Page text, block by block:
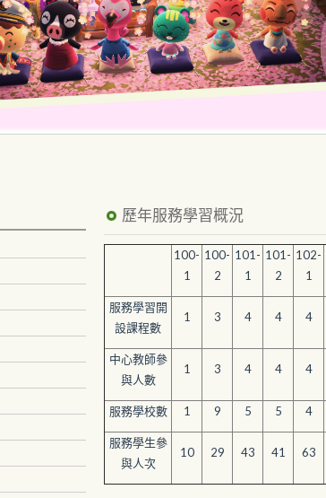
歷年服務學習概況
100-
1
100-
2
101-
1
101-
2
102-
1
服務學習開
設課程數
1 3 4 4 4
中心教師參
與人數
1 3 4 4 4
服務學校數 1 9 5 5 4
服務學生參
與人次
10 29 43 41 63